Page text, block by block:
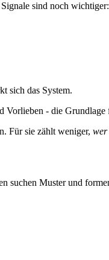
sind noch
sich das System.
Vorlieben - die
Für sie zählt weniger, wer
suchen Muster und